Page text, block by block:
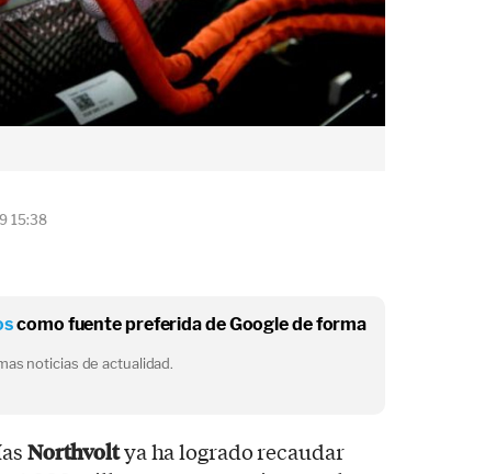
15:38
como fuente preferida de Google de forma
noticias de actualidad.
Northvoltya ha logrado recaudar